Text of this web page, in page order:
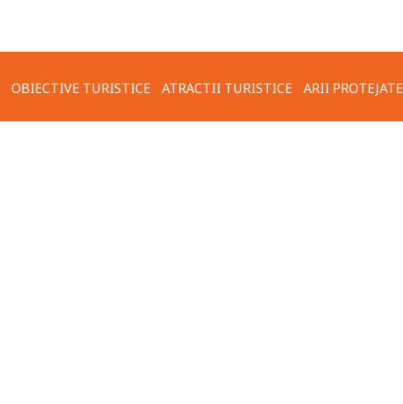
OBIECTIVE TURISTICE ATRACTII TURISTICE ARII PROTEJATE